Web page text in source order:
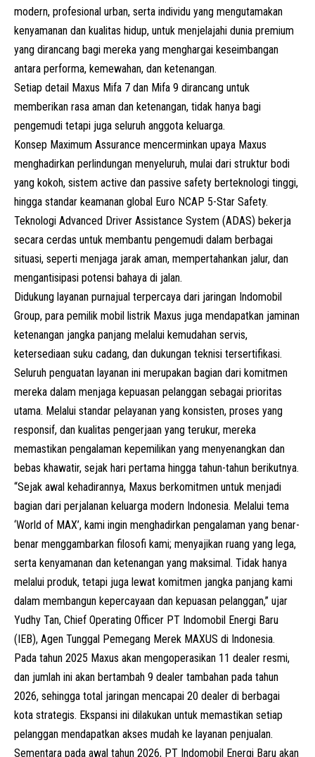
modern, profesional urban, serta individu yang mengutamakan
kenyamanan dan kualitas hidup, untuk menjelajahi dunia premium
yang dirancang bagi mereka yang menghargai keseimbangan
antara performa, kemewahan, dan ketenangan.
Setiap detail Maxus Mifa 7 dan Mifa 9 dirancang untuk
memberikan rasa aman dan ketenangan, tidak hanya bagi
pengemudi tetapi juga seluruh anggota keluarga.
Konsep Maximum Assurance mencerminkan upaya Maxus
menghadirkan perlindungan menyeluruh, mulai dari struktur bodi
yang kokoh, sistem active dan passive safety berteknologi tinggi,
hingga standar keamanan global Euro NCAP 5-Star Safety.
Teknologi Advanced Driver Assistance System (ADAS) bekerja
secara cerdas untuk membantu pengemudi dalam berbagai
situasi, seperti menjaga jarak aman, mempertahankan jalur, dan
mengantisipasi potensi bahaya di jalan.
Didukung layanan purnajual terpercaya dari jaringan Indomobil
Group, para pemilik mobil listrik Maxus juga mendapatkan jaminan
ketenangan jangka panjang melalui kemudahan servis,
ketersediaan suku cadang, dan dukungan teknisi tersertifikasi.
Seluruh penguatan layanan ini merupakan bagian dari komitmen
mereka dalam menjaga kepuasan pelanggan sebagai prioritas
utama. Melalui standar pelayanan yang konsisten, proses yang
responsif, dan kualitas pengerjaan yang terukur, mereka
memastikan pengalaman kepemilikan yang menyenangkan dan
bebas khawatir, sejak hari pertama hingga tahun-tahun berikutnya.
“Sejak awal kehadirannya, Maxus berkomitmen untuk menjadi
bagian dari perjalanan keluarga modern Indonesia. Melalui tema
‘World of MAX’, kami ingin menghadirkan pengalaman yang benar-
benar menggambarkan filosofi kami; menyajikan ruang yang lega,
serta kenyamanan dan ketenangan yang maksimal. Tidak hanya
melalui produk, tetapi juga lewat komitmen jangka panjang kami
dalam membangun kepercayaan dan kepuasan pelanggan,” ujar
Yudhy Tan, Chief Operating Officer PT Indomobil Energi Baru
(IEB), Agen Tunggal Pemegang Merek MAXUS di Indonesia.
Pada tahun 2025 Maxus akan mengoperasikan 11 dealer resmi,
dan jumlah ini akan bertambah 9 dealer tambahan pada tahun
2026, sehingga total jaringan mencapai 20 dealer di berbagai
kota strategis. Ekspansi ini dilakukan untuk memastikan setiap
pelanggan mendapatkan akses mudah ke layanan penjualan.
Sementara pada awal tahun 2026, PT Indomobil Energi Baru akan